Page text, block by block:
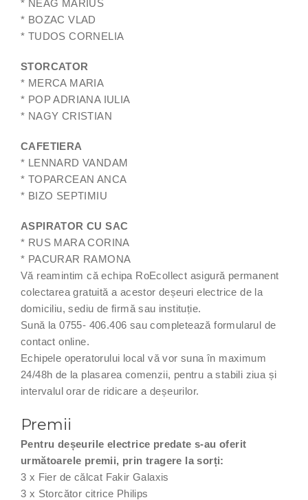
* NEAG MARIUS
* BOZAC VLAD
* TUDOS CORNELIA
STORCATOR
* MERCA MARIA
* POP ADRIANA IULIA
* NAGY CRISTIAN
CAFETIERA
* LENNARD VANDAM
* TOPARCEAN ANCA
* BIZO SEPTIMIU
ASPIRATOR CU SAC
* RUS MARA CORINA
* PACURAR RAMONA
Vă reamintim că echipa RoEcollect asigură permanent
colectarea gratuită a acestor deșeuri electrice de la
domiciliu, sediu de firmă sau instituție.
Sună la 0755- 406.406 sau completează formularul de
contact online.
Echipele operatorului local vă vor suna în maximum
24/48h de la plasarea comenzii, pentru a stabili ziua și
intervalul orar de ridicare a deșeurilor.
Premii
Pentru deșeurile electrice predate s-au oferit
următoarele premii, prin tragere la sorți:
3 x Fier de călcat Fakir Galaxis
3 x Storcător citrice Philips